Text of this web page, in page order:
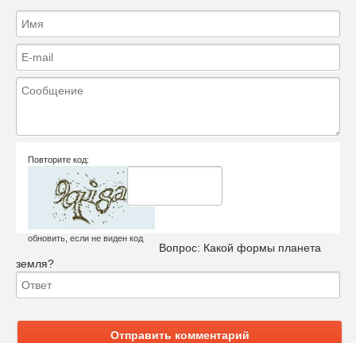
Повторите код:
обновить, если не виден код
Вопрос: Какой формы планета
земля?
Отправить комментарий